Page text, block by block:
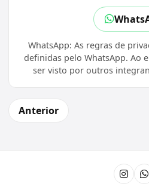
WhatsApp: As regras de
definidas pelo WhatsApp. Ao
ser visto por outros
Anterior